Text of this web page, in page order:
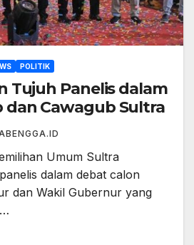
POLITIK
Tujuh Panelis dalam
dan Cawagub Sultra
Umum Sultra
dalam debat calon
dan Wakil Gubernur yang